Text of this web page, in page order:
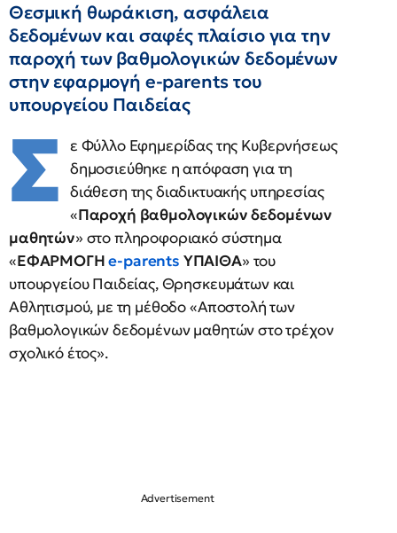
Θεσμική θωράκιση, ασφάλεια
δεδομένων και σαφές πλαίσιο για την
παροχή των βαθμολογικών δεδομένων
στην εφαρμογή e-parents του
υπουργείου Παιδείας
Σ ε Φύλλο Εφημερίδας της Κυβερνήσεως
δημοσιεύθηκε η απόφαση για τη
διάθεση της διαδικτυακής υπηρεσίας
«Παροχή βαθμολογικών δεδομένων
μαθητών» στο πληροφοριακό σύστημα
«ΕΦΑΡΜΟΓΗe-parents ΥΠΑΙΘΑ» του
υπουργείου Παιδείας, Θρησκευμάτων και
Αθλητισμού, με τη μέθοδο «Αποστολή των
βαθμολογικών δεδομένων μαθητών στο τρέχον
σχολικό έτος».